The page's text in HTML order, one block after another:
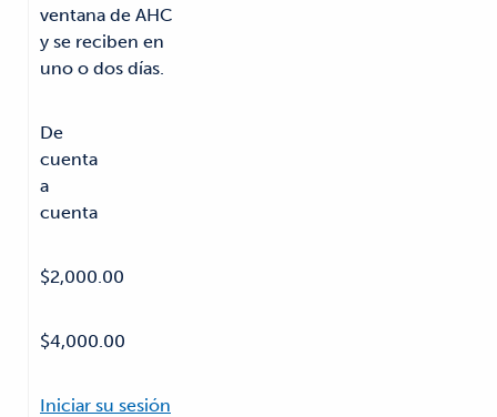
ventana de AHC
y se reciben en
uno o dos días.
De
cuenta
a
cuenta
$2,000.00
$4,000.00
Iniciar su sesión